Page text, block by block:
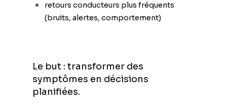
retours conducteurs plus fréquents
(bruits, alertes, comportement)
Le but : transformer des
symptômes en décisions
planifiées.